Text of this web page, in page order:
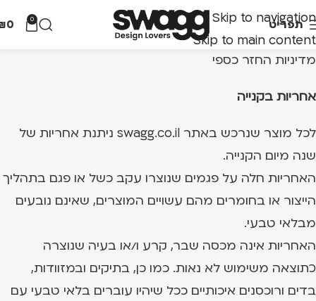
Skip to navigation
Skip to main content
תפריט 0
0
מדיניות החזר כספי
אחריות בקנייה
לכל מוצר שנרכש באתר swagg.co.il ניתנת אחריות של
שנה מיום הקנייה.
האחריות חלה על פגמים שנוצרו עקב כשל או פגם בתהליך
הייצור או בחומרים מהם עשויים המוצרים, שאינם נובעים
מבלאי טבעי.
האחריות אינה מכסה שבר, קרע ו/או בעיה שנוצרה
כתוצאה משימוש לא נאות. כמו כן, בתיקים ובמזוודות,
בדים ורוכסנים איכותיים ככל שיהיו עוברים בלאי טבעי עם